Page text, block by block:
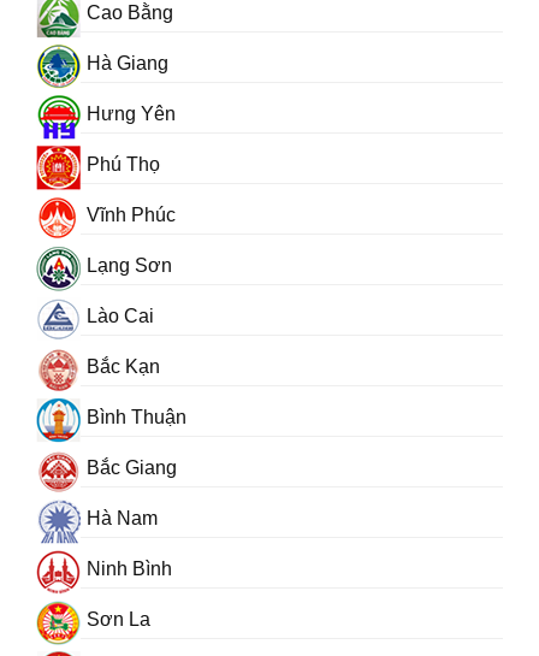
Cao Bằng
Hà Giang
Hưng Yên
Phú Thọ
Vĩnh Phúc
Lạng Sơn
Lào Cai
Bắc Kạn
Bình Thuận
Bắc Giang
Hà Nam
Ninh Bình
Sơn La